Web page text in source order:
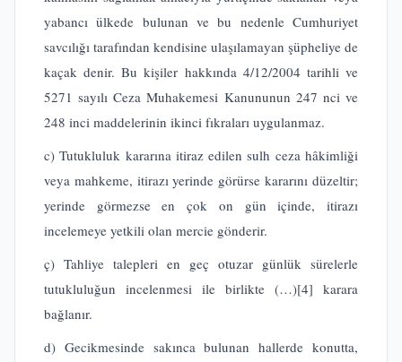
yabancı ülkede bulunan ve bu nedenle Cumhuriyet
savcılığı tarafından kendisine ulaşılamayan şüpheliye de
kaçak denir. Bu kişiler hakkında 4/12/2004 tarihli ve
5271 sayılı Ceza Muhakemesi Kanununun 247 nci ve
248 inci maddelerinin ikinci fıkraları uygulanmaz.
c) Tutukluluk kararına itiraz edilen sulh ceza hâkimliği
veya mahkeme, itirazı yerinde görürse kararını düzeltir;
yerinde görmezse en çok on gün içinde, itirazı
incelemeye yetkili olan mercie gönderir.
ç) Tahliye talepleri en geç otuzar günlük sürelerle
tutukluluğun incelenmesi ile birlikte (…)[4] karara
bağlanır.
d) Gecikmesinde sakınca bulunan hallerde konutta,